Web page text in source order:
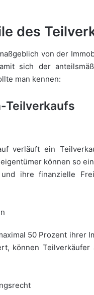
des
von der
sich der
man kennen:
Teilverkaufs
verläuft ein
können so
ihre finanzielle
50 Prozent ihrer
können